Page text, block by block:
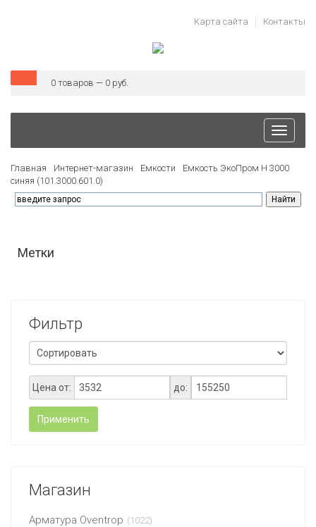
Карта сайта Контакты
0 товаров — 0 руб.
Toggle
Главная Интернет-магазин Емкости
Емкость ЭкоПром H 3000
синяя (101.3000.601.0)
Метки
Фильтр
Цена от: до:
Применить
Магазин
Арматура Oventrop (1022)